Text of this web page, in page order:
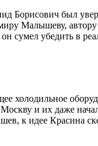
Борисович был
Малышеву,
убедить в
холодильное
и их даже
к идее Красина